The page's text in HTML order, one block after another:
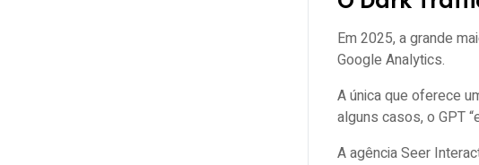
Em 2025, a grande
Google Analytics.
A única que oferece
alguns casos, o GPT
A agência Seer